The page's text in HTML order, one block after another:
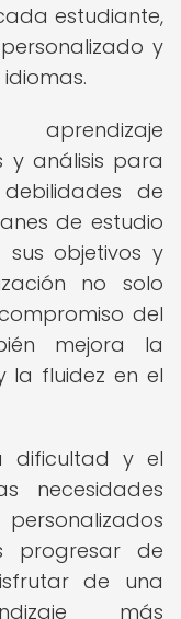
estudiante,
y
y análisis para
de
de estudio
objetivos y
no solo
del
mejora la
la fluidez en el
dificultad y el
necesidades
progresar de
de una
más